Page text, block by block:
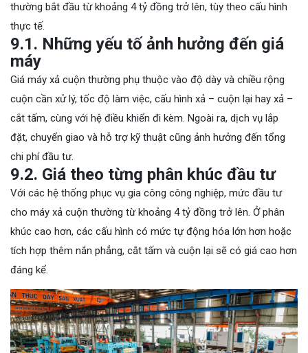
thường bắt đầu từ khoảng 4 tỷ đồng trở lên, tùy theo cấu hình
thực tế.
9.1. Những yếu tố ảnh hưởng đến giá
máy
Giá máy xả cuộn thường phụ thuộc vào độ dày và chiều rộng
cuộn cần xử lý, tốc độ làm việc, cấu hình xả – cuộn lại hay xả –
cắt tấm, cùng với hệ điều khiển đi kèm. Ngoài ra, dịch vụ lắp
đặt, chuyển giao và hỗ trợ kỹ thuật cũng ảnh hưởng đến tổng
chi phí đầu tư.
9.2. Giá theo từng phân khúc đầu tư
Với các hệ thống phục vụ gia công công nghiệp, mức đầu tư
cho máy xả cuộn thường từ khoảng 4 tỷ đồng trở lên. Ở phân
khúc cao hơn, các cấu hình có mức tự động hóa lớn hơn hoặc
tích hợp thêm nắn phẳng, cắt tấm và cuộn lại sẽ có giá cao hơn
đáng kể.